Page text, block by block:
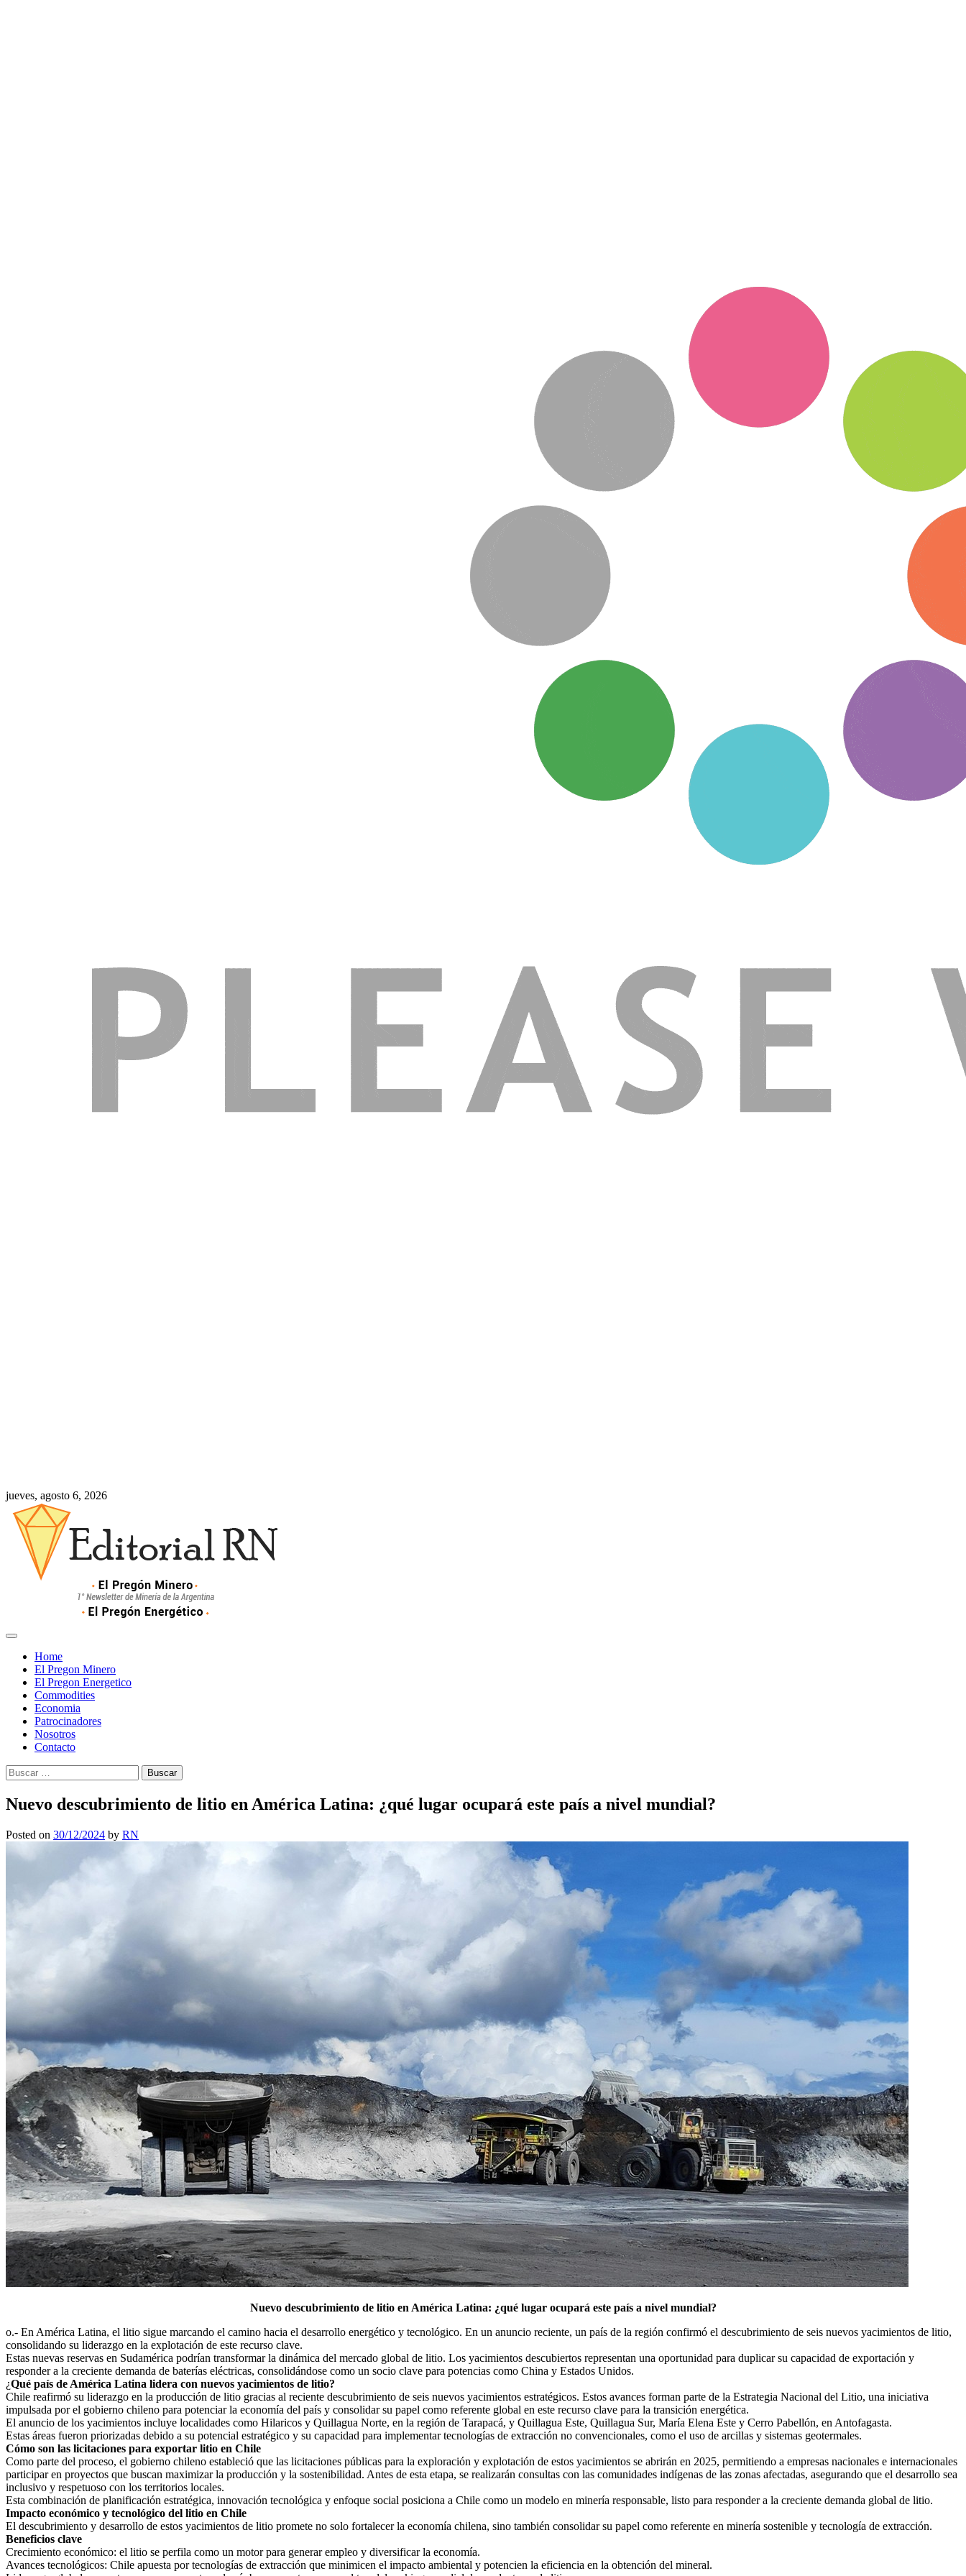
jueves, agosto 6, 2026
Home
El Pregon Minero
El Pregon Energetico
Commodities
Economia
Patrocinadores
Nosotros
Contacto
Buscar:
Nuevo descubrimiento de litio en América Latina: ¿qué lugar ocupará este país a nivel mundial?
Posted on 30/12/2024 by RN
Nuevo descubrimiento de litio en América Latina: ¿qué lugar ocupará este país a nivel mundial?
o.- En América Latina, el litio sigue marcando el camino hacia el desarrollo energético y tecnológico. En un anuncio reciente, un país de la región confirmó el descubrimiento de seis nuevos yacimientos de litio,
consolidando su liderazgo en la explotación de este recurso clave.
Estas nuevas reservas en Sudamérica podrían transformar la dinámica del mercado global de litio. Los yacimientos descubiertos representan una oportunidad para duplicar su capacidad de exportación y
responder a la creciente demanda de baterías eléctricas, consolidándose como un socio clave para potencias como China y Estados Unidos.
¿Qué país de América Latina lidera con nuevos yacimientos de litio?
Chile reafirmó su liderazgo en la producción de litio gracias al reciente descubrimiento de seis nuevos yacimientos estratégicos. Estos avances forman parte de la Estrategia Nacional del Litio, una iniciativa
impulsada por el gobierno chileno para potenciar la economía del país y consolidar su papel como referente global en este recurso clave para la transición energética.
El anuncio de los yacimientos incluye localidades como Hilaricos y Quillagua Norte, en la región de Tarapacá, y Quillagua Este, Quillagua Sur, María Elena Este y Cerro Pabellón, en Antofagasta.
Estas áreas fueron priorizadas debido a su potencial estratégico y su capacidad para implementar tecnologías de extracción no convencionales, como el uso de arcillas y sistemas geotermales.
Cómo son las licitaciones para exportar litio en Chile
Como parte del proceso, el gobierno chileno estableció que las licitaciones públicas para la exploración y explotación de estos yacimientos se abrirán en 2025, permitiendo a empresas nacionales e internacionales
participar en proyectos que buscan maximizar la producción y la sostenibilidad. Antes de esta etapa, se realizarán consultas con las comunidades indígenas de las zonas afectadas, asegurando que el desarrollo sea
inclusivo y respetuoso con los territorios locales.
Esta combinación de planificación estratégica, innovación tecnológica y enfoque social posiciona a Chile como un modelo en minería responsable, listo para responder a la creciente demanda global de litio.
Impacto económico y tecnológico del litio en Chile
El descubrimiento y desarrollo de estos yacimientos de litio promete no solo fortalecer la economía chilena, sino también consolidar su papel como referente en minería sostenible y tecnología de extracción.
Beneficios clave
Crecimiento económico: el litio se perfila como un motor para generar empleo y diversificar la economía.
Avances tecnológicos: Chile apuesta por tecnologías de extracción que minimicen el impacto ambiental y potencien la eficiencia en la obtención del mineral.